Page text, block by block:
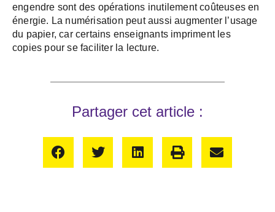
engendre sont des opérations inutilement coûteuses en
énergie. La numérisation peut aussi augmenter l’usage
du papier, car certains enseignants impriment les
copies pour se faciliter la lecture.
Partager cet article :